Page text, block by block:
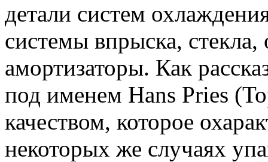
детали систем
системы впрыска, стекла,
амортизаторы. Как
под именем Hans Pries
качеством, которое
некоторых же случаях